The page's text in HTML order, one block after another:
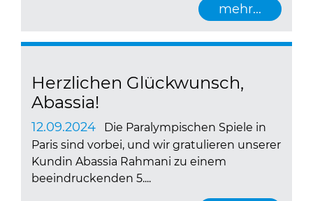
mehr...
Herzlichen Glückwunsch,
Abassia!
12.09.2024
Die Paralympischen Spiele in
Paris sind vorbei, und wir gratulieren unserer
Kundin Abassia Rahmani zu einem
beeindruckenden 5....